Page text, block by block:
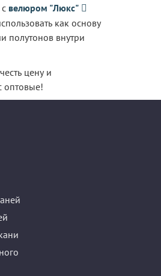
велюром "Люкс"
как основу
полутонов внутри
цену и
оптовые!